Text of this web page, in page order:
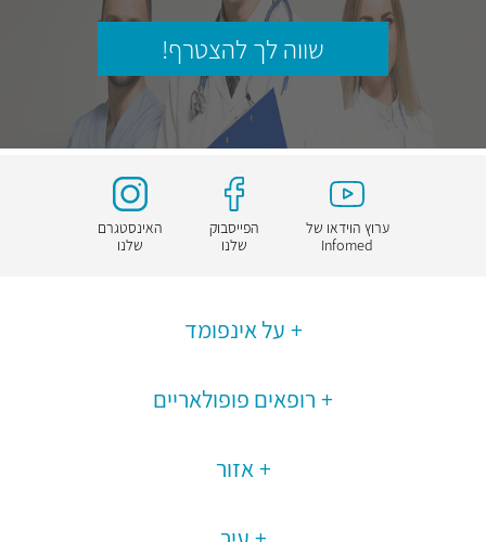
שווה לך להצטרף!
ערוץ הוידאו של
Infomed
הפייסבוק
שלנו
האינסטגרם
שלנו
על אינפומד
רופאים פופולאריים
אזור